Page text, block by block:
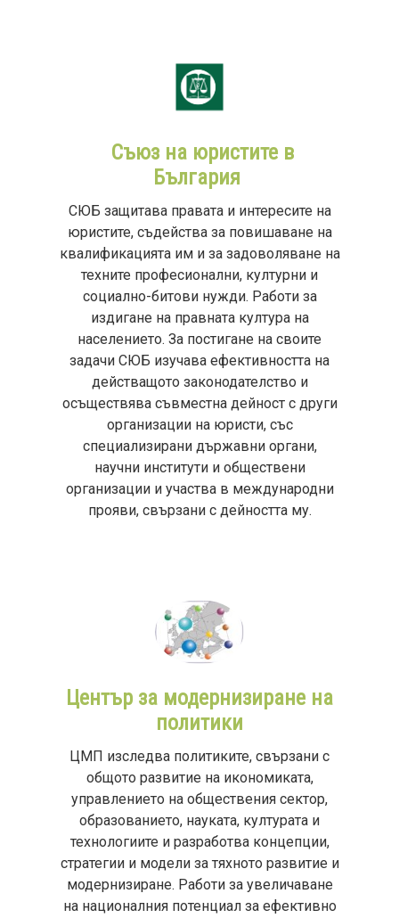
Съюз на юристите в
България
СЮБ защитава правата и интересите на
юристите, съдейства за повишаване на
квалификацията им и за задоволяване на
техните професионални, културни и
социално-битови нужди. Работи за
издигане на правната култура на
населението. За постигане на своите
задачи СЮБ изучава ефективността на
действащото законодателство и
осъществява съвместна дейност с други
организации на юристи, със
специализирани държавни органи,
научни институти и обществени
организации и участва в международни
прояви, свързани с дейността му.
Център за модернизиране на
политики
ЦМП изследва политиките, свързани с
общото развитие на икономиката,
управлението на обществения сектор,
образованието, науката, културата и
технологиите и разработва концепции,
стратегии и модели за тяхното развитие и
модернизиране. Работи за увеличаване
на националния потенциал за ефективно